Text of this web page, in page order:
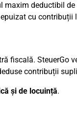
deductibil
cu contribuții
fiscală. SteuerGo
contribuții
și de locuință.